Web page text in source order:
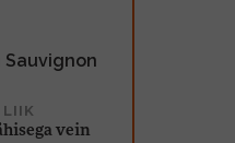
Sauvignon
vein